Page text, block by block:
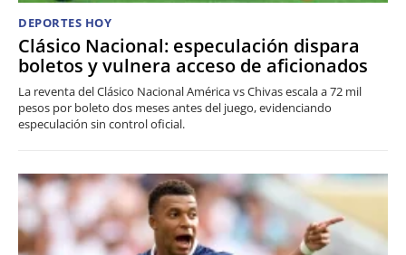
DEPORTES HOY
Clásico Nacional: especulación dispara
boletos y vulnera acceso de aficionados
La reventa del Clásico Nacional América vs Chivas escala a 72 mil
pesos por boleto dos meses antes del juego, evidenciando
especulación sin control oficial.